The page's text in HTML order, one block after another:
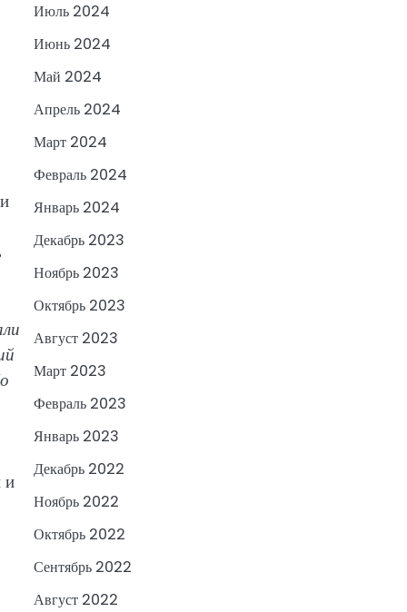
и
Июль 2024
Июнь 2024
Май 2024
Апрель 2024
Март 2024
Февраль 2024
Январь 2024
Декабрь 2023
Ноябрь 2023
Октябрь 2023
Август 2023
Март 2023
Февраль 2023
Январь 2023
Декабрь 2022
Ноябрь 2022
Октябрь 2022
Сентябрь 2022
Август 2022